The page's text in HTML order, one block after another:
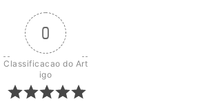
0
Classificacao do Art
igo